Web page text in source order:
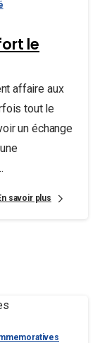
le
affaire aux
tout le
un échange
savoir plus